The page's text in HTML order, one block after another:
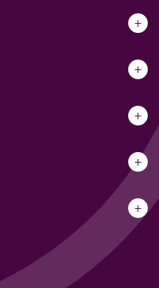
+
+
+
+
+